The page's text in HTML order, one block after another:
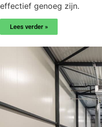
effectief genoeg zijn.
Lees verder »